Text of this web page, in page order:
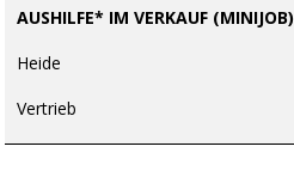
AUSHILFE* IM VERKAUF (MINIJOB)
Heide
Vertrieb